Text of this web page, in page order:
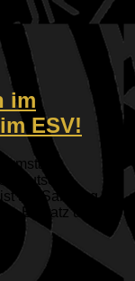
im
ESV!
Deutsche
am Samstag in
Einsatz und